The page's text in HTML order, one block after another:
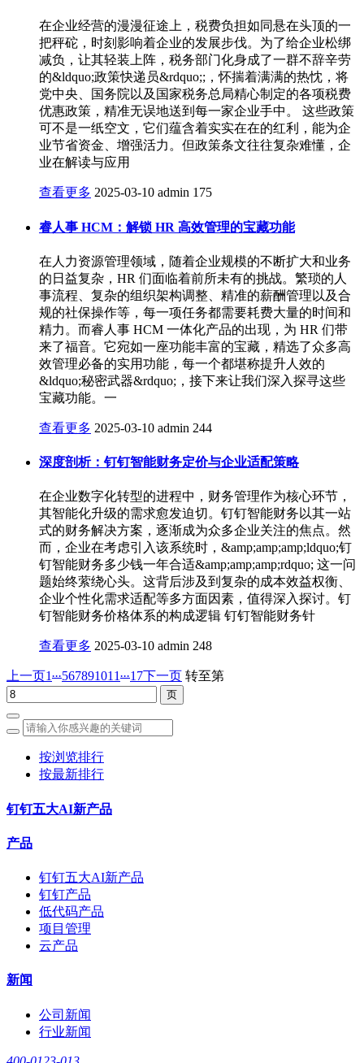
在企业经营的漫漫征途上，税费负担如同悬在头顶的一
把秤砣，时刻影响着企业的发展步伐。为了给企业松绑
减负，让其轻装上阵，税务部门化身成了一群不辞辛劳
的&ldquo;政策快递员&rdquo;;，怀揣着满满的热忱，将
党中央、国务院以及国家税务总局精心制定的各项税费
优惠政策，精准无误地送到每一家企业手中。 这些政策
可不是一纸空文，它们蕴含着实实在在的红利，能为企
业节省资金、增强活力。但政策条文往往复杂难懂，企
业在解读与应用
查看更多 2025-03-10 admin 175
睿人事 HCM：解锁 HR 高效管理的宝藏功能
在人力资源管理领域，随着企业规模的不断扩大和业务
的日益复杂，HR 们面临着前所未有的挑战。繁琐的人
事流程、复杂的组织架构调整、精准的薪酬管理以及合
规的社保操作等，每一项任务都需要耗费大量的时间和
精力。而睿人事 HCM 一体化产品的出现，为 HR 们带
来了福音。它宛如一座功能丰富的宝藏，精选了众多高
效管理必备的实用功能，每一个都堪称提升人效的
&ldquo;秘密武器&rdquo;，接下来让我们深入探寻这些
宝藏功能。一
查看更多 2025-03-10 admin 244
深度剖析：钉钉智能财务定价与企业适配策略
在企业数字化转型的进程中，财务管理作为核心环节，
其智能化升级的需求愈发迫切。钉钉智能财务以其一站
式的财务解决方案，逐渐成为众多企业关注的焦点。然
而，企业在考虑引入该系统时，&amp;amp;amp;ldquo;钉
钉智能财务多少钱一年合适&amp;amp;amp;rdquo; 这一问
题始终萦绕心头。这背后涉及到复杂的成本效益权衡、
企业个性化需求适配等多方面因素，值得深入探讨。钉
钉智能财务价格体系的构成逻辑 钉钉智能财务针
查看更多 2025-03-10 admin 248
上一页1...567891011...17下一页 转至第
按浏览排行
按最新排行
钉钉五大AI新产品
产品
钉钉五大AI新产品
钉钉产品
低代码产品
项目管理
云产品
新闻
公司新闻
行业新闻